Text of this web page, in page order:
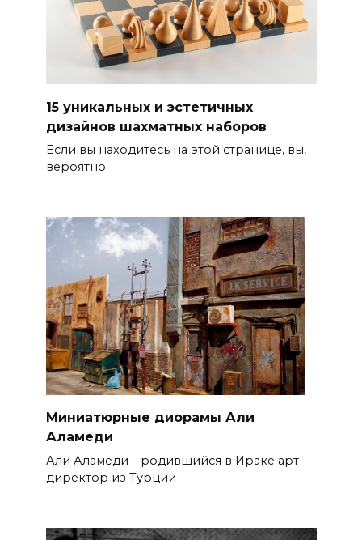
15 уникальных и эстетичных
дизайнов шахматных наборов
Если вы находитесь на этой странице, вы,
вероятно
Миниатюрные диорамы Али
Аламеди
Али Аламеди – родившийся в Ираке арт-
директор из Турции